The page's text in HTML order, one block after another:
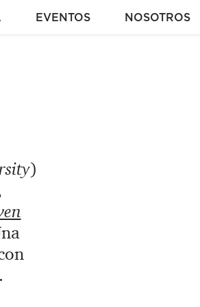
EVENTOS NOSOTROS
)